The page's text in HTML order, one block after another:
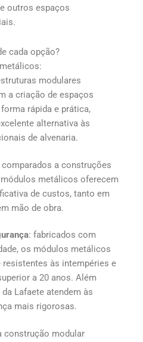
outros espaços
cada opção?
modulares
a criação de espaços
rápida e prática,
alternativa às
de alvenaria.
a construções
metálicos oferecem
de custos, tanto em
mão de obra.
: fabricados com
os módulos metálicos
resistentes às intempéries e
a 20 anos. Além
Lafaete atendem às
mais rigorosas.
construção modular